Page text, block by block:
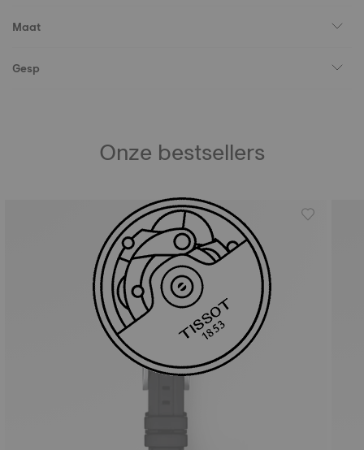
Maat
Gesp
Onze bestsellers